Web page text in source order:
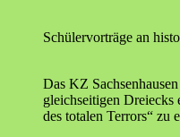
Schülervorträge an
Das KZ
gleichseitigen Dreiecks
des totalen Terrors“ zu